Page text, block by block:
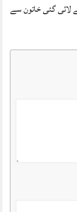
لائی گئی خاتون سے